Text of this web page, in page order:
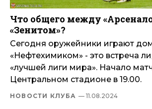
Что общего между
«Зенитом»?
Сегодня оружейники играют
«Нефтехимиком» - это встреча
«лучшей лиги мира». Начало
Центральном стадионе в 19.00.
НОВОСТИ КЛУБА — 11.08.2024